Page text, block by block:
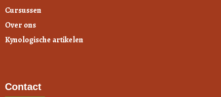
Cursussen
Over ons
Kynologische artikelen
Contact